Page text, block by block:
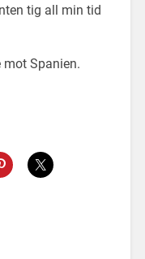
tig all min tid
mot Spanien.